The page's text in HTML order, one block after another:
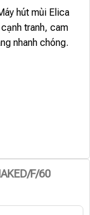
hút mùi Elica
tranh, cam
nhanh chóng.
F/60